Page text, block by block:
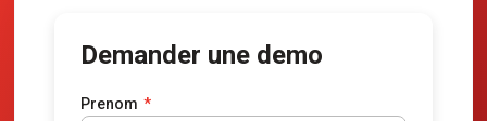
Demander une demo
Prenom *